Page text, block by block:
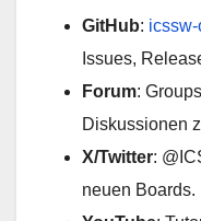
GitHub:
Issues,
Forum:
Diskussionen
X/Twitter:
neuen Boards.